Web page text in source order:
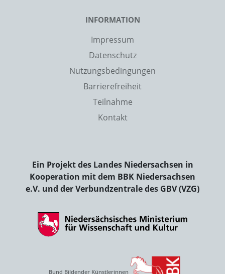
INFORMATION
Impressum
Datenschutz
Nutzungsbedingungen
Barrierefreiheit
Teilnahme
Kontakt
Ein Projekt des Landes Niedersachsen in
Kooperation mit dem BBK Niedersachsen
e.V. und der Verbundzentrale des GBV (VZG)
Bund Bildender Künstlerinnen